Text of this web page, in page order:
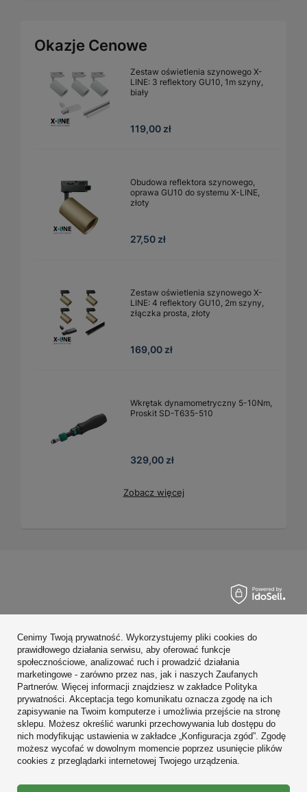
Okazje Cenowe
Zestaw oświetlenia szynowego X-
LINE: 3 reflektory GU10, 1m szyny,
biały
119,00 zł
Obudowa reflektora szynowego,
oprawa GU10 do systemu X-LINE,
złoty
27,50 zł
Zestaw oświetlenia szynowego X-
LINE: 4 reflektory GU10, 2m szyny,
złączka prosta, złoty
169,00 zł
Wkrętak dynamometryczny 5-10Nm,
Proskit SD-T635-510
329,00 zł
Zobacz więcej
Konto
Regulaminy
Zobacz również
W sklepie prezentujemy ceny brutto (z VAT).
Cenimy Twoją prywatność. Wykorzystujemy pliki cookies do
prawidłowego działania serwisu, aby oferować funkcje
społecznościowe, analizować ruch i prowadzić działania
marketingowe - zarówno przez nas, jak i naszych Zaufanych
Partnerów. Więcej informacji znajdziesz w zakładce Polityka
prywatności. Akceptacja tego komunikatu oznacza zgodę na ich
zapisywanie na Twoim komputerze i umożliwia przejście na stronę
sklepu. Możesz określić warunki przechowywania lub dostępu do
nich modyfikując ustawienia w zakładce „Konfiguracja zgód”. Zgodę
możesz wycofać w dowolnym momencie poprzez usunięcie plików
cookies z przeglądarki internetowej Twojego urządzenia.